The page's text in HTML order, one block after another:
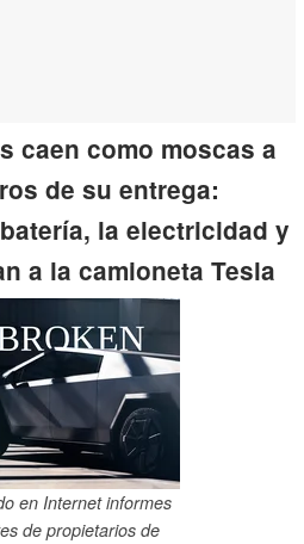
caen como moscas a
de su entrega:
la electricidad y
a la camioneta Tesla
en Internet informes
de propietarios de